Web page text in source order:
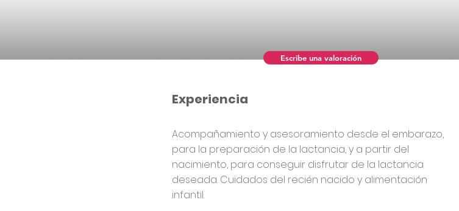
Acompañamiento y asesoramiento desde el embarazo,
para la preparación de la lactancia, y a partir del
nacimiento, para conseguir disfrutar de la lactancia
deseada. Cuidados del recién nacido y alimentación
infantil.
Experiencia
Escribe una valoración